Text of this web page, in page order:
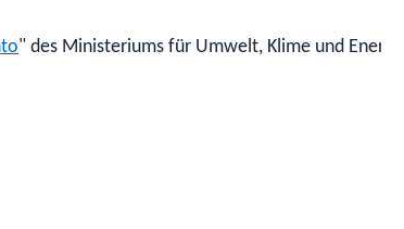
" des Ministeriums für Umwelt, Klime und